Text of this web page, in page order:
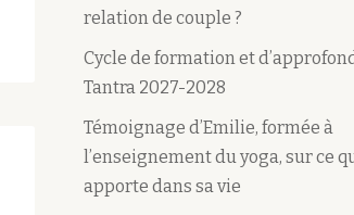
relation de couple ?
Cycle de formation et
Tantra 2027-2028
Témoignage d’Emilie, formée à
l’enseignement du yoga, sur ce
apporte dans sa vie